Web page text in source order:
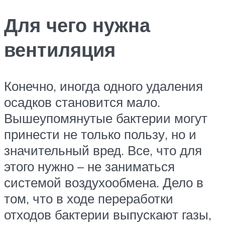
Для чего нужна
вентиляция
Конечно, иногда одного удаления
осадков становится мало.
Вышеупомянутые бактерии могут
принести не только пользу, но и
значительный вред. Все, что для
этого нужно – не заниматься
системой воздухообмена. Дело в
том, что в ходе переработки
отходов бактерии выпускают газы,